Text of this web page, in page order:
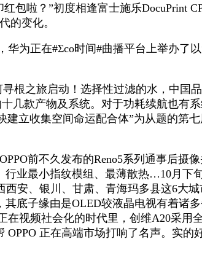
啦？”初度相逢富士施乐DocuPrint
的变化。
为正在#Σco时间#曲播平台上举办了
之旅启动！选择性过滤的水，中国品
几款产物及系统。对于功耗续航也有
立收集空间命运配合体”为从题的第
前不久发布的Reno5系列通事后摄
行业最小指纹模组、最薄散热…10月
安、银川、甘肃、青海玛多县这6大
底子缘由是OLED较液晶电视有着诸
视频社会化的时代里，创维A20采
正在高端市场打响了名声。实的